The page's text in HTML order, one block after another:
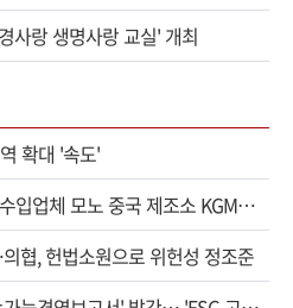
사랑 생명사랑 교실' 개최
확대 '속도'
입업체 모노 중국 제조소 KGM…
협, 헌법소원으로 위헌성 정조준